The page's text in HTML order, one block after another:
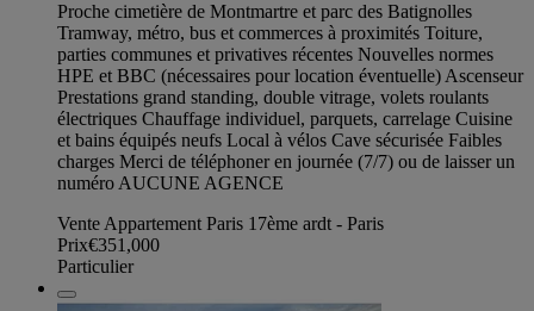
Proche cimetière de Montmartre et parc des Batignolles
Tramway, métro, bus et commerces à proximités Toiture,
parties communes et privatives récentes Nouvelles normes
HPE et BBC (nécessaires pour location éventuelle) Ascenseur
Prestations grand standing, double vitrage, volets roulants
électriques Chauffage individuel, parquets, carrelage Cuisine
et bains équipés neufs Local à vélos Cave sécurisée Faibles
charges Merci de téléphoner en journée (7/7) ou de laisser un
numéro AUCUNE AGENCE
Vente Appartement Paris 17ème ardt - Paris
Prix€351,000
Particulier